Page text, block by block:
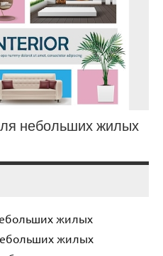
небольших жилых
жилых
жилых